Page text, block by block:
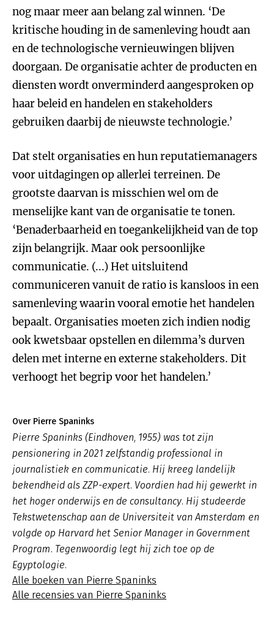
nog maar meer aan belang zal winnen. ‘De
kritische houding in de samenleving houdt aan
en de technologische vernieuwingen blijven
doorgaan. De organisatie achter de producten en
diensten wordt onverminderd aangesproken op
haar beleid en handelen en stakeholders
gebruiken daarbij de nieuwste technologie.’
Dat stelt organisaties en hun reputatiemanagers
voor uitdagingen op allerlei terreinen. De
grootste daarvan is misschien wel om de
menselijke kant van de organisatie te tonen.
‘Benaderbaarheid en toegankelijkheid van de top
zijn belangrijk. Maar ook persoonlijke
communicatie. (...) Het uitsluitend
communiceren vanuit de ratio is kansloos in een
samenleving waarin vooral emotie het handelen
bepaalt. Organisaties moeten zich indien nodig
ook kwetsbaar opstellen en dilemma’s durven
delen met interne en externe stakeholders. Dit
verhoogt het begrip voor het handelen.’
Over Pierre Spaninks
Pierre Spaninks (Eindhoven, 1955) was tot zijn
pensionering in 2021 zelfstandig professional in
journalistiek en communicatie. Hij kreeg landelijk
bekendheid als ZZP-expert. Voordien had hij gewerkt in
het hoger onderwijs en de consultancy. Hij studeerde
Tekstwetenschap aan de Universiteit van Amsterdam en
volgde op Harvard het Senior Manager in Government
Program. Tegenwoordig legt hij zich toe op de
Egyptologie.
Alle boeken van Pierre Spaninks
Alle recensies van Pierre Spaninks